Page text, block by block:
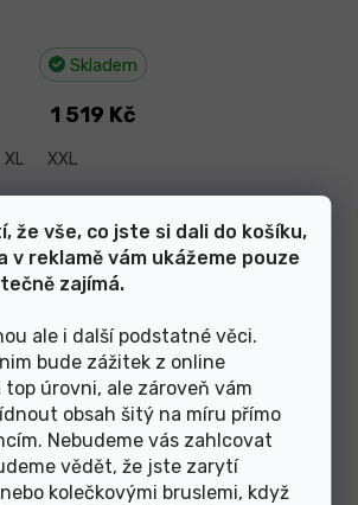
že vše, co jste si dali do košíku,
v reklamě vám ukážeme pouze
zajímá.
ale i další podstatné věci.
bude zážitek z online
top úrovni, ale zároveň vám
obsah šitý na míru přímo
Nebudeme vás zahlcovat
vědět, že jste zarytí
kolečkovými bruslemi, když
Skladem
1 519 Kč
XL XXL
s cyklovložka Rapeno Pad MP1732
black/cloud